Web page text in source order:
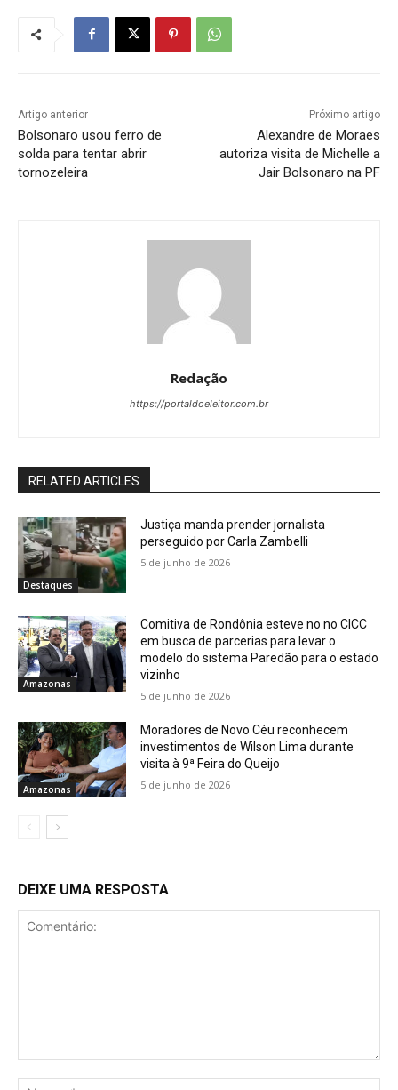
Artigo anterior
Bolsonaro usou ferro de
solda para tentar abrir
tornozeleira
Próximo artigo
Alexandre de Moraes
autoriza visita de Michelle a
Jair Bolsonaro na PF
Redação
https://portaldoeleitor.com.br
RELATED ARTICLES
Destaques
Justiça manda prender jornalista
perseguido por Carla Zambelli
5 de junho de 2026
Amazonas
Comitiva de Rondônia esteve no no CICC
em busca de parcerias para levar o
modelo do sistema Paredão para o estado
vizinho
5 de junho de 2026
Amazonas
Moradores de Novo Céu reconhecem
investimentos de Wilson Lima durante
visita à 9ª Feira do Queijo
5 de junho de 2026
DEIXE UMA RESPOSTA